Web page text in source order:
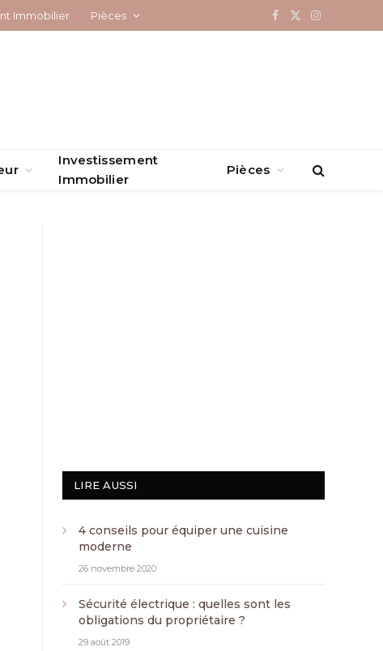
Immobilier Pièces Facebook
X
Instagram
Investissement
Immobilier
Pièces
LIRE AUSSI
4 conseils pour équiper une cuisine
moderne
26 novembre 2020
Sécurité électrique : quelles sont les
obligations du propriétaire ?
29 août 2019